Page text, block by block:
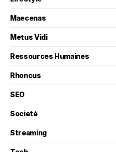
Maecenas
Metus Vidi
Ressources Humaines
Rhoncus
SEO
Societé
Streaming